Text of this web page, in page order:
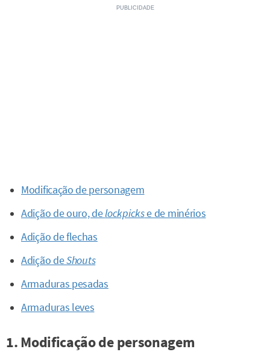
Modificação de personagem
Adição de ouro, delockpickse de minérios
Adição de flechas
Adição deShouts
Armaduras pesadas
Armaduras leves
1. Modificação de personagem